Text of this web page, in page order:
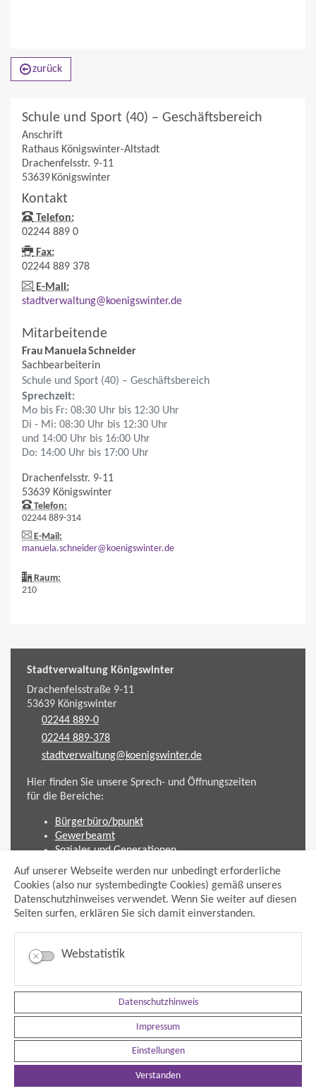
Auf unserer Webseite werden nur unbedingt erforderliche
Cookies (also nur systembedingte Cookies) gemäß unseres
Datenschutzhinweises verwendet. Wenn Sie weiter auf diesen
Seiten surfen, erklären Sie sich damit einverstanden.
Webstatistik
Datenschutzhinweis
Impressum
Einstellungen
Verstanden
zurück
Schule und Sport (40) – Geschäftsbereich
Anschrift
Rathaus Königswinter-Altstadt
Drachenfelsstr. 9-11
53639Königswinter
Kontakt
Telefon:
02244 889 0
Fax:
02244 889 378
E-Mail:
stadtverwaltung@koenigswinter.de
Mitarbeitende
Frau ManuelaSchneider
Sachbearbeiterin
Schule und Sport (40) – Geschäftsbereich
Sprechzeit:
Mo bis Fr: 08:30 Uhr bis 12:30 Uhr
Di - Mi: 08:30 Uhr bis 12:30 Uhr
und 14:00 Uhr bis 16:00 Uhr
Do: 14:00 Uhr bis 17:00 Uhr
Drachenfelsstr. 9-11
53639 Königswinter
Telefon:
02244 889-314
E-Mail:
manuela.schneider@koenigswinter.de
Raum:
210
Stadtverwaltung Königswinter
Drachenfelsstraße 9-11
53639Königswinter
02244 889-0
02244 889-378
stadtverwaltung@koenigswinter.de
Hier finden Sie unsere Sprech- und Öffnungszeiten
für die Bereiche:
Bürgerbüro/bpunkt
Gewerbeamt
Soziales und Generationen
Standesamt
Friedhofsverwaltung
Planen und Bauen (Bauamt)
Impressum
Datenschutzhinweis
Anmelden
Facebook
xing
Newsfeed Ausschreibungen
Newsfeed Bekanntmachungen
Erklärung Barrierefreiheit